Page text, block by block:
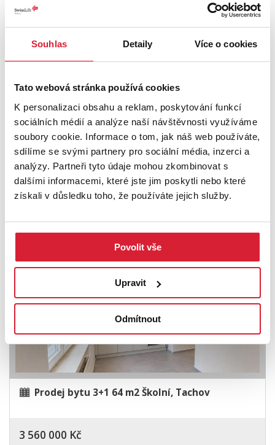
Souhlas Detaily Více o cookies
Tato webová stránka používá cookies
K personalizaci obsahu a reklam, poskytování funkcí
sociálních médií a analýze naší návštěvnosti využíváme
soubory cookie. Informace o tom, jak náš web používáte,
sdílíme se svými partnery pro sociální média, inzerci a
analýzy. Partneři tyto údaje mohou zkombinovat s
dalšími informacemi, které jste jim poskytli nebo které
získali v důsledku toho, že používáte jejich služby.
Povolit vše
Upravit
Odmítnout
Prodej bytu 2+1 59 m2 Koterovská, Plzeň
Sleva
Prodej bytu 3+1 64 m2 Školní, Tachov
3 560 000 Kč